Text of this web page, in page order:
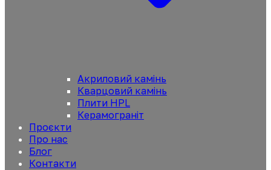
Акриловий камінь
Кварцовий камінь
Плити HPL
Керамограніт
Проєкти
Про нас
Блог
Контакти